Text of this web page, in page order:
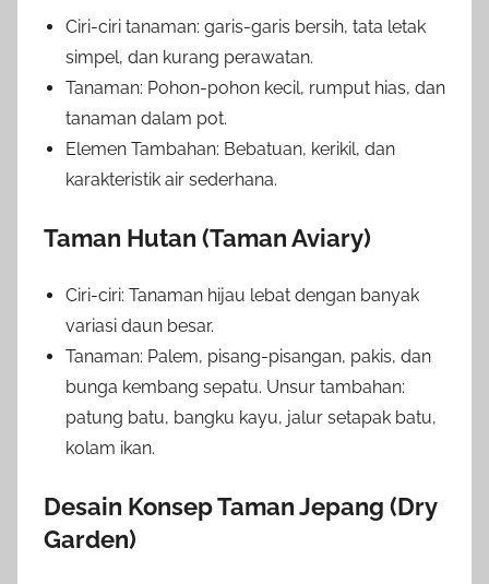
Ciri-ciri tanaman: garis-garis bersih, tata letak
simpel, dan kurang perawatan.
Tanaman: Pohon-pohon kecil, rumput hias, dan
tanaman dalam pot.
Elemen Tambahan: Bebatuan, kerikil, dan
karakteristik air sederhana.
Taman Hutan (Taman Aviary)
Ciri-ciri: Tanaman hijau lebat dengan banyak
variasi daun besar.
Tanaman: Palem, pisang-pisangan, pakis, dan
bunga kembang sepatu. Unsur tambahan:
patung batu, bangku kayu, jalur setapak batu,
kolam ikan.
Desain Konsep Taman Jepang (Dry
Garden)